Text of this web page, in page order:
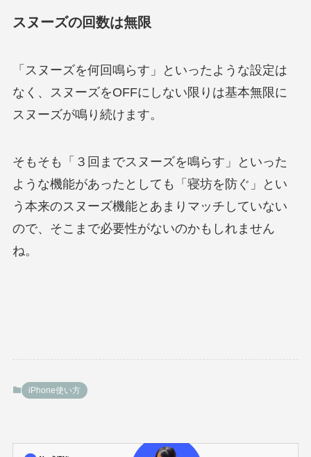
スヌーズの回数は無限
「スヌーズを何回鳴らす」といったような設定は
なく、スヌーズをOFFにしない限りは基本無限に
スヌーズが鳴り続けます。
そもそも「３回までスヌーズを鳴らす」といった
ような機能があったとしても「寝坊を防ぐ」とい
う本来のスヌーズ機能とあまりマッチしていない
ので、そこまで必要性がないのかもしれません
ね。
iPhone使い方